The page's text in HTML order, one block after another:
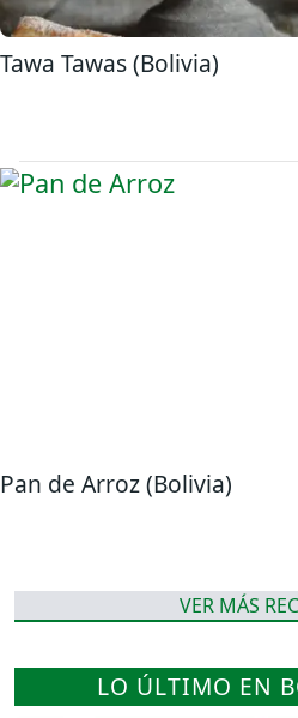
Tawa Tawas (Bolivia)
Pan de Arroz (Bolivia)
VER MÁS
LO ÚLTIMO EN